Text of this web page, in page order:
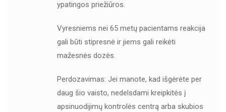
ypatingos priežiūros.
Vyresniems nei 65 metų pacientams reakcija
gali būti stipresnė ir jiems gali reikėti
mažesnės dozės.
Perdozavimas: Jei manote, kad išgėrėte per
daug šio vaisto, nedelsdami kreipkitės į
apsinuodijimų kontrolės centrą arba skubios